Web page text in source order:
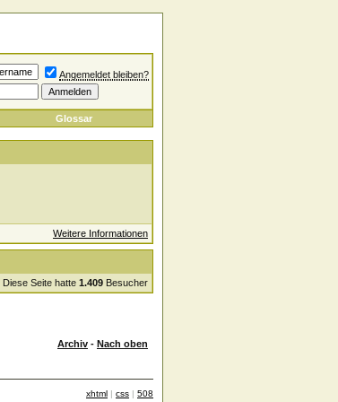
Angemeldet bleiben?
Glossar
Weitere Informationen
Diese Seite hatte 1.409 Besucher
Archiv - Nach oben
xhtml | css | 508